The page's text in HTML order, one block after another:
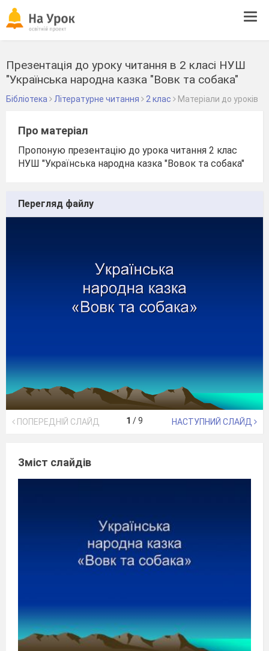
Презентація до уроку читання в 2 класі НУШ
"Українська народна казка "Вовк та собака"
Бібліотека Літературне читання 2 клас Матеріали до уроків
Про матеріал
Пропоную презентацію до урока читання 2 клас
НУШ "Українська народна казка "Вовок та собака"
Перегляд файлу
ПОПЕРЕДНІЙ СЛАЙД 1 /9 НАСТУПНИЙ СЛАЙД
Зміст слайдів